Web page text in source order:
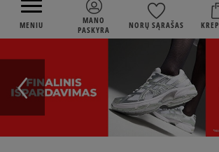
MENIU
MANO
PASKYRA
NORŲ SĄRAŠAS